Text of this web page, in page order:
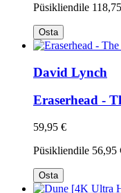
Püsikliendile
Osta
David Lynch
Eraserhead -
59,95 €
Püsikliendile 56,95
Osta